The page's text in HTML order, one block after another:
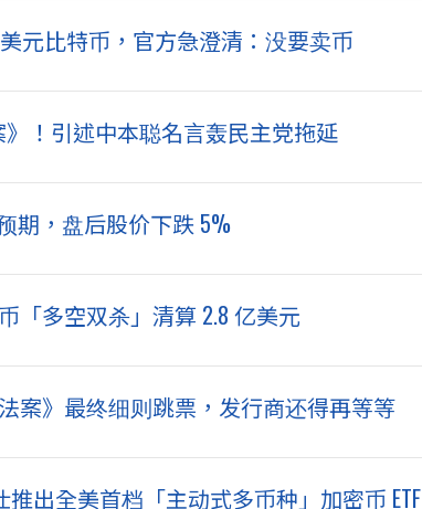
元比特币，官方急澄清：没要卖币
》！引述中本聪名言轰民主党拖延
期，盘后股价下跌 5%
「多空双杀」清算 2.8 亿美元
案》最终细则跳票，发行商还得再等等
出全美首档「主动式多币种」加密币 ETF